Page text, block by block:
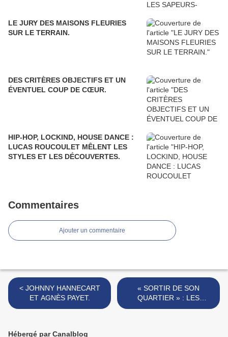
LE JURY DES MAISONS FLEURIES
SUR LE TERRAIN.
DES CRITÈRES OBJECTIFS ET UN
ÉVENTUEL COUP DE CŒUR.
HIP-HOP, LOCKIND, HOUSE DANCE :
LUCAS ROUCOULET MÊLENT LES
STYLES ET LES DÉCOUVERTES.
Commentaires
Ajouter un commentaire
< JOHNNY HANNECART
ET AGNÈS PAYET.
« SORTIR DE SON
QUARTIER » : LES
(VRAIES) VACANCES DU
Hébergé par Canalblog